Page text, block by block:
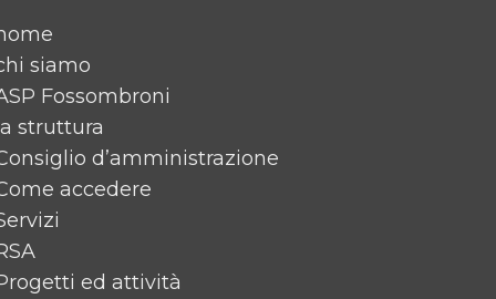
siamo
Fossombroni
struttura
d’amministrazione
accedere
ed attività